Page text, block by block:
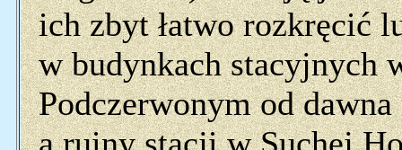
ich zbyt łatwo rozkręcić
w budynkach stacyjnych
Podczerwonym od